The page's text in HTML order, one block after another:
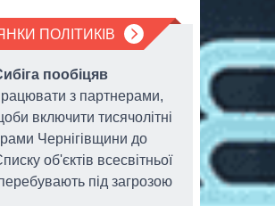
ПОЛІТИКІВ
пообіцяв
з партнерами,
включити тисячолітні
Чернігівщини до
об'єктів всесвітньої
під загрозою